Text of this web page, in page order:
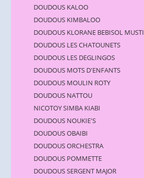
DOUDOUS KALOO
DOUDOUS KIMBALOO
DOUDOUS KLORANE BEBISOL MUSTI
DOUDOUS LES CHATOUNETS
DOUDOUS LES DEGLINGOS
DOUDOUS MOTS D'ENFANTS
DOUDOUS MOULIN ROTY
DOUDOUS NATTOU
NICOTOY SIMBA KIABI
DOUDOUS NOUKIE'S
DOUDOUS OBAIBI
DOUDOUS ORCHESTRA
DOUDOUS POMMETTE
DOUDOUS SERGENT MAJOR